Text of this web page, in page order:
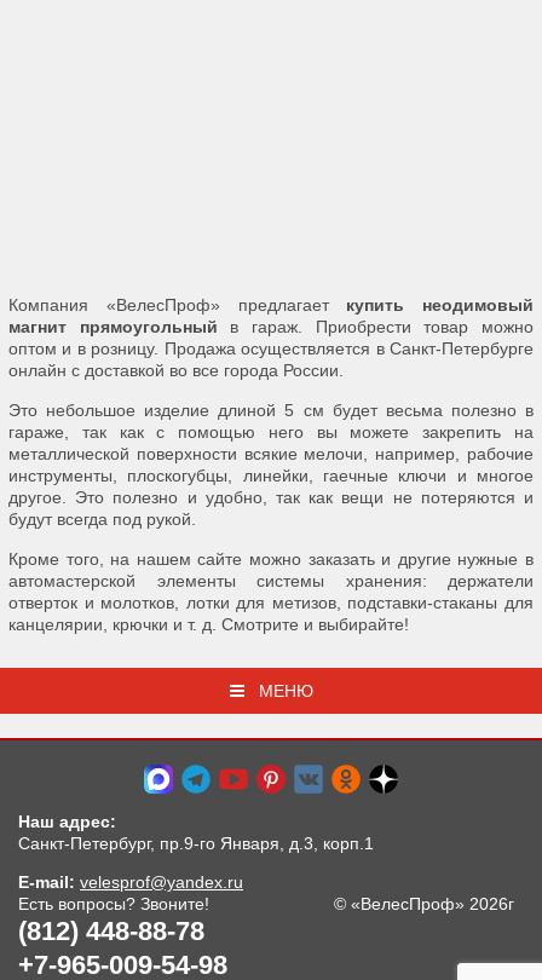
Компания «ВелесПроф» предлагает купить неодимовый
магнит прямоугольный в гараж. Приобрести товар можно
оптом и в розницу. Продажа осуществляется в Санкт-Петербурге
онлайн с доставкой во все города России.
Это небольшое изделие длиной 5 см будет весьма полезно в
гараже, так как с помощью него вы можете закрепить на
металлической поверхности всякие мелочи, например, рабочие
инструменты, плоскогубцы, линейки, гаечные ключи и многое
другое. Это полезно и удобно, так как вещи не потеряются и
будут всегда под рукой.
Кроме того, на нашем сайте можно заказать и другие нужные в
автомастерской элементы системы хранения: держатели
отверток и молотков, лотки для метизов, подставки-стаканы для
канцелярии, крючки и т. д. Смотрите и выбирайте!
МЕНЮ
Наш адрес:
Санкт-Петербург, пр.9-го Января, д.3, корп.1
E-mail: velesprof@yandex.ru
Есть вопросы? Звоните!
(812) 448-88-78
+7-965-009-54-98
© «ВелесПроф» 2026г